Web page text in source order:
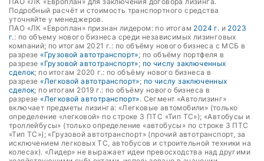
Подробный расчёт и стоимость транспортного средства
уточняйте у менеджеров.
ПАО «ЛК «Европлан» признан лидером: по итогам 2024 г. и 2023
г.: по объему нового бизнеса среди независимых лизинговых
компаний; по итогам 2021 г.: по объёму нового бизнеса с МСБ в
разрезе «Грузовой автотранспорт»; по объёму портфеля в
разрезе «Грузовой автотранспорт»; по числу заключенных
сделок; по итогам 2020 г.: по объёму нового бизнеса в
разрезе «Легковой автотранспорт»; по числу заключенных
сделок; по итогам 2019 г.: по объёму нового бизнеса в
разрезе «Легковой автотранспорт». Сегмент «Автолизинг»
включает предметы лизинга: «Легковые автомобили» (только
определение «легковой» по строке 3 ПТС «Тип ТС»); «Автобусы и
троллейбусы» (только определение «автобусы» по строке 3 ПТС
«Тип ТС»); «Грузовой автотранспорт» (прочий автотранспорт, за
исключением легковых ТС, автобусов и строительной техники на
колесах). «Лидер» не выражает идеи превосходства над другими